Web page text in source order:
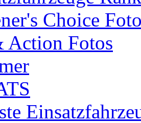
Choice
Action Fotos